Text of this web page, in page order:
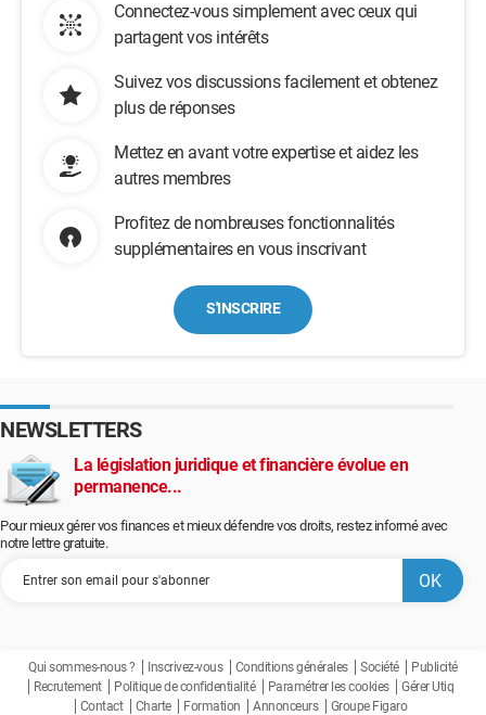
Connectez-vous simplement avec ceux qui
partagent vos intérêts
Suivez vos discussions facilement et obtenez
plus de réponses
Mettez en avant votre expertise et aidez les
autres membres
Profitez de nombreuses fonctionnalités
supplémentaires en vous inscrivant
S'INSCRIRE
NEWSLETTERS
La législation juridique et financière évolue en
permanence...
Pour mieux gérer vos finances et mieux défendre vos droits, restez informé avec
notre lettre gratuite.
Qui sommes-nous ? Inscrivez-vous Conditions générales Société
Publicité
Recrutement
Politique de confidentialité Paramétrer les cookies
Gérer Utiq
Contact
Charte Formation Annonceurs Groupe Figaro